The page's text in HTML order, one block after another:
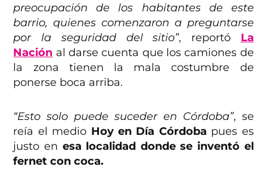
preocupación de los habitantes de este
barrio, quienes comenzaron a preguntarse
por la seguridad del sitio”, reportó La
Nación al darse cuenta que los camiones de
la zona tienen la mala costumbre de
ponerse boca arriba.
“Esto solo puede suceder en Córdoba”, se
reía el medio Hoy en Día Córdoba pues es
justo en esa localidad donde se inventó el
fernet con coca.